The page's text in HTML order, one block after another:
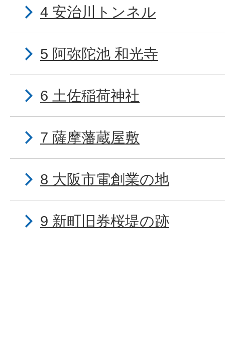
4 安治川トンネル
5 阿弥陀池 和光寺
6 土佐稲荷神社
7 薩摩藩蔵屋敷
8 大阪市電創業の地
9 新町旧券桜堤の跡